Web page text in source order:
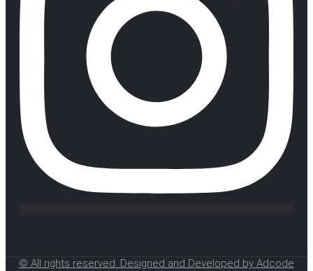
© All rights reserved. Designed and Developed by Adcode